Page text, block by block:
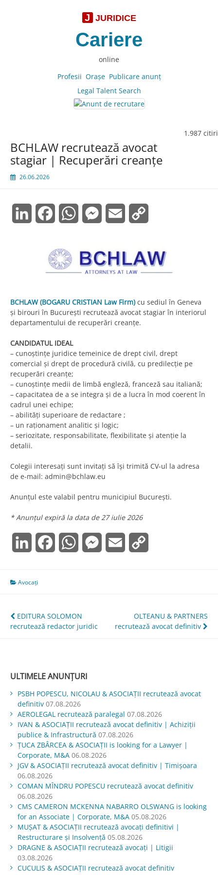
J JURIDICE
Cariere
online
Profesii Oraşe Publicare anunţ
Legal Talent Search
1.987 citiri
BCHLAW recrutează avocat
stagiar | Recuperări creanțe
26.06.2026
LinkedInFacebookWhatsAppMessenger
Email
BCHLAW (BOGARU CRISTIAN Law Firm) cu sediul în Geneva
şi birouri în Bucureşti recrutează avocat stagiar în interiorul
departamentului de recuperări creanțe.
CANDIDATUL IDEAL
– cunoștințe juridice temeinice de drept civil, drept
comercial şi drept de procedură civilă, cu predilecție pe
recuperări creanțe;
– cunoștințe medii de limbă engleză, franceză sau italiană;
– capacitatea de a se integra și de a lucra în mod coerent în
cadrul unei echipe;
– abilități superioare de redactare ;
– un raționament analitic și logic;
– seriozitate, responsabilitate, flexibilitate și atenție la
detalii.
Colegii interesați sunt invitați să își trimită CV-ul la adresa
de e-mail: admin@bchlaw.eu
Anunțul este valabil pentru municipiul București.
* Anunțul expiră la data de 27 iulie 2026
LinkedInFacebookWhatsAppMessenger
Email
Avocați
Navigare
în
EDITURA SOLOMON
recrutează redactor juridic
OLTEANU & PARTNERS
recrutează avocat definitiv
ULTIMELE ANUNȚURI
PSBH POPESCU, NICOLAU & ASOCIAȚII recrutează avocat
definitiv 07.08.2026
AEROLEGAL recrutează paralegal 07.08.2026
IVAN & ASOCIAŢII recrutează avocat definitiv | Achiziții
publice & Infrastructură 07.08.2026
ŢUCA ZBÂRCEA & ASOCIAŢII is looking for a Lawyer |
Corporate, M&A 06.08.2026
JGV & ASOCIAŢII recrutează avocat definitiv | Timișoara
06.08.2026
COMAN MÎNDRU POPESCU recrutează avocat definitiv
06.08.2026
CMS CAMERON MCKENNA NABARRO OLSWANG is looking
for an Associate | Corporate, M&A 05.08.2026
MUŞAT & ASOCIAŢII recrutează avocați definitivi |
Restructurare și Insolvență 05.08.2026
DRAGNE & ASOCIAȚII recrutează avocați | Litigii
03.08.2026
CUCULIS & ASOCIAȚII recrutează avocat definitiv